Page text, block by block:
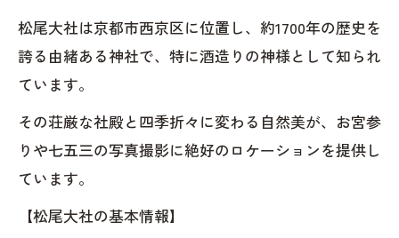
松尾大社は京都市西京区に位置し、約1700年の歴史を
誇る由緒ある神社で、特に酒造りの神様として知られ
ています。
その荘厳な社殿と四季折々に変わる自然美が、お宮参
りや七五三の写真撮影に絶好のロケーションを提供し
ています。
【松尾大社の基本情報】